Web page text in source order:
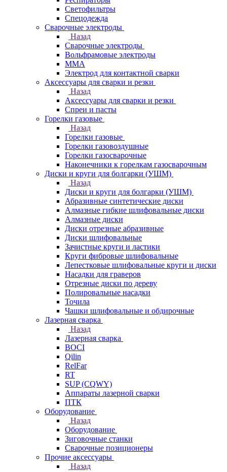
Светофильтры
Спецодежда
Сварочные электроды
Назад
Сварочные электроды
Вольфрамовые электроды
ММА
Электрод для контактной сварки
Аксессуары для сварки и резки
Назад
Аксессуары для сварки и резки
Спреи и пасты
Горелки газовые
Назад
Горелки газовые
Горелки газовоздушные
Горелки газосварочные
Наконечники к горелкам газосварочным
Диски и круги для болгарки (УШМ)
Назад
Диски и круги для болгарки (УШМ)
Абразивные синтетические диски
Алмазные гибкие шлифовальные диски
Алмазные диски
Диски отрезные абразивные
Диски шлифовальные
Зачистные круги и ластики
Круги фибровые шлифовальные
Лепестковые шлифовальные круги и диски
Насадки для граверов
Отрезные диски по дереву
Полировальные насадки
Точила
Чашки шлифовальные и обдирочные
Лазерная сварка
Назад
Лазерная сварка
BOCI
Qilin
RelFar
RT
SUP (CQWY)
Аппараты лазерной сварки
ПТК
Оборудование
Назад
Оборудование
Зиговочные станки
Сварочные позиционеры
Прочие аксессуары
Назад